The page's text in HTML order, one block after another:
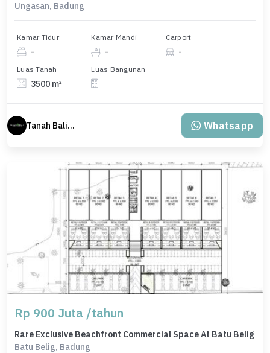
Ungasan, Badung
Kamar Tidur
-
Kamar Mandi
-
Carport
-
Luas Tanah
3500 m²
Luas Bangunan
Tanah Bali Real Estate Whatsapp
Rp 900 Juta /tahun
Rare Exclusive Beachfront Commercial Space At Batu Belig
Batu Belig, Badung